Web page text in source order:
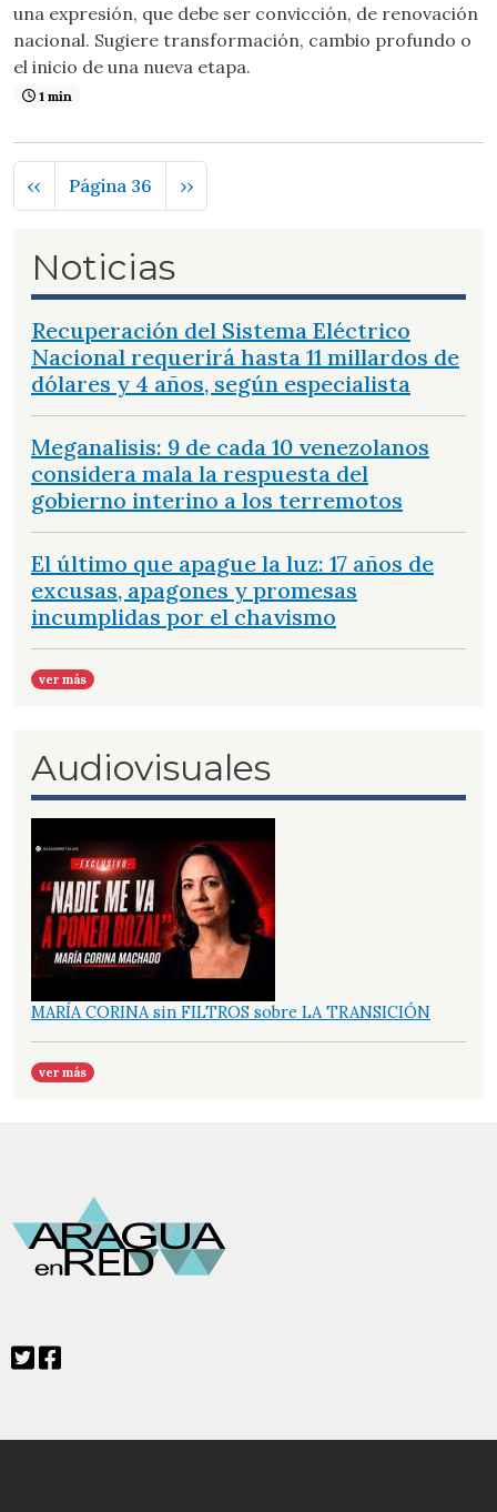
una expresión, que debe ser convicción, de renovación
nacional. Sugiere transformación, cambio profundo o
el inicio de una nueva etapa.
1 min
Paginación
Página anterior
‹‹ Página 36 Siguiente página
››
Noticias
Recuperación del Sistema Eléctrico
Nacional requerirá hasta 11 millardos de
dólares y 4 años, según especialista
Meganalisis: 9 de cada 10 venezolanos
considera mala la respuesta del
gobierno interino a los terremotos
El último que apague la luz: 17 años de
excusas, apagones y promesas
incumplidas por el chavismo
ver más
Audiovisuales
MARÍA CORINA sin FILTROS sobre LA TRANSICIÓN
ver más